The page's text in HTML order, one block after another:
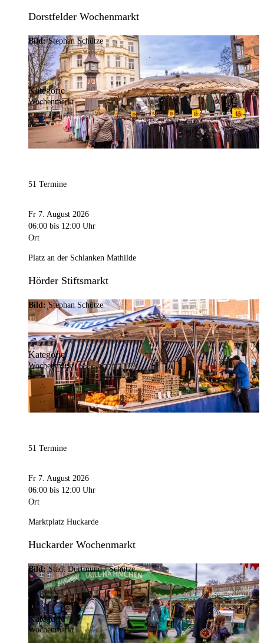
Dorstfelder Wochenmarkt
Bild:Stephan Schütze
Kategorie
Wochenmarkt
51 Termine
Fr 7. August 2026
06:00 bis 12:00 Uhr
Ort
Platz an der Schlanken Mathilde
Hörder Stiftsmarkt
Bild:Stephan Schütze
Kategorie
Wochenmarkt
51 Termine
Fr 7. August 2026
06:00 bis 12:00 Uhr
Ort
Marktplatz Huckarde
Huckarder Wochenmarkt
Bild:Stadt Dortmund / Schütze
Kategorie
Wochenmarkt